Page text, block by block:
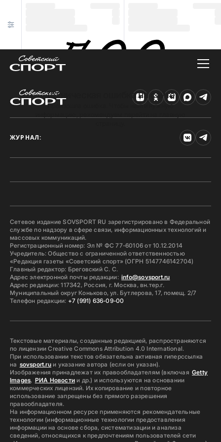
Техническая ошибка на сайте
Произошла ошибка. Чтобы найти нужную
ЖУРНАЛ:
Сетевое издание SOVSPORT RU зарегистрировано в Федеральной
службе по надзору в сфере связи, информационных технологий и
массовых коммуникаций.
Регистрационный номер: Эл № ФС 77-60106 от 10.12.2014
Учредитель: Общество с ограниченной ответственностью
«Редакция газеты «Советский спорт» (ОГРН 5147746142704)
Главный редактор: Бреговский С. С.
Адрес электронной почты редакции: info@sovsport.ru
Адрес редакции: 117342, Россия, г. Москва, вн.тер.г.
Муниципальный округ Коньково, ул. Бутлерова, 17, помещ. 2/7
Телефон редакции: +7 (991) 636-09-00
Текстовые материалы, созданные редакцией, распространяются
по лицензии Creative Commons Attribution 4.0 International.
При использовании текстов обязательна активная гиперссылка
на sovsport.ruи указание автора (если он указан).
Изображения принадлежат их правообладателям (включая Getty
Images, РИА Новостии др.) и используются на основании
коммерческих лицензий. Их копирование и повторное
использование запрещены без прямого разрешения
правообладателя.
На информационном ресурсе применяются рекомендательные
технологии (информационные технологии предоставления
информации на основе сбора, систематизации и анализа
сведений, относящихся к предпочтениям пользователей сети